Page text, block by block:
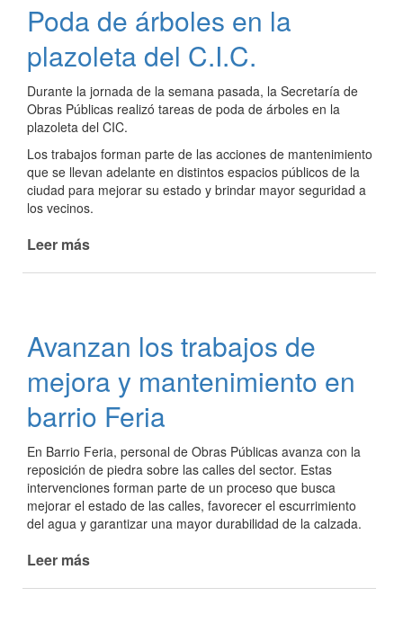
mejoras
viales
en
Alberdi
Poda de árboles en la
plazoleta del C.I.C.
Durante la jornada de la semana pasada, la Secretaría de
Obras Públicas realizó tareas de poda de árboles en la
plazoleta del CIC.
Los trabajos forman parte de las acciones de mantenimiento
que se llevan adelante en distintos espacios públicos de la
ciudad para mejorar su estado y brindar mayor seguridad a
los vecinos.
Leer más
la
plazoleta
del
C.I.C.
Avanzan los trabajos de
mejora y mantenimiento en
barrio Feria
En Barrio Feria, personal de Obras Públicas avanza con la
reposición de piedra sobre las calles del sector. Estas
intervenciones forman parte de un proceso que busca
mejorar el estado de las calles, favorecer el escurrimiento
del agua y garantizar una mayor durabilidad de la calzada.
Leer más